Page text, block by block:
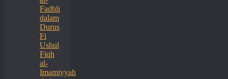
Fadhli
dalam
Durus
Fi
Ushul
Fiqh
al-
Imamiyyah